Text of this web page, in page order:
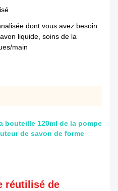
dont vous avez besoin
liquide, soins de la
main
bouteille 120ml de la pompe
de savon de forme
réutilisé de